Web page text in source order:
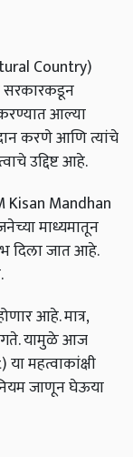
Country)
सरकारकडून
आल्या
करणे आणि त्यांचे
उद्दिष्ट आहे.
Kisan Mandhan
माध्यमातून
दिला जात आहे.
आहे. मात्र,
यामुळे आज
महत्वाकांक्षी
जाणून घेऊया